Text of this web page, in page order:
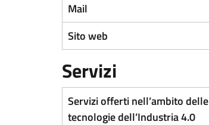
Mail
Sito web
Servizi
Servizi offerti nell’ambito delle
tecnologie dell’Industria 4.0